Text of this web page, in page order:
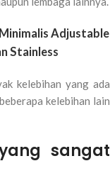
Adjustable
Stainless
kelebihan yang ada
kelebihan lain
sangat